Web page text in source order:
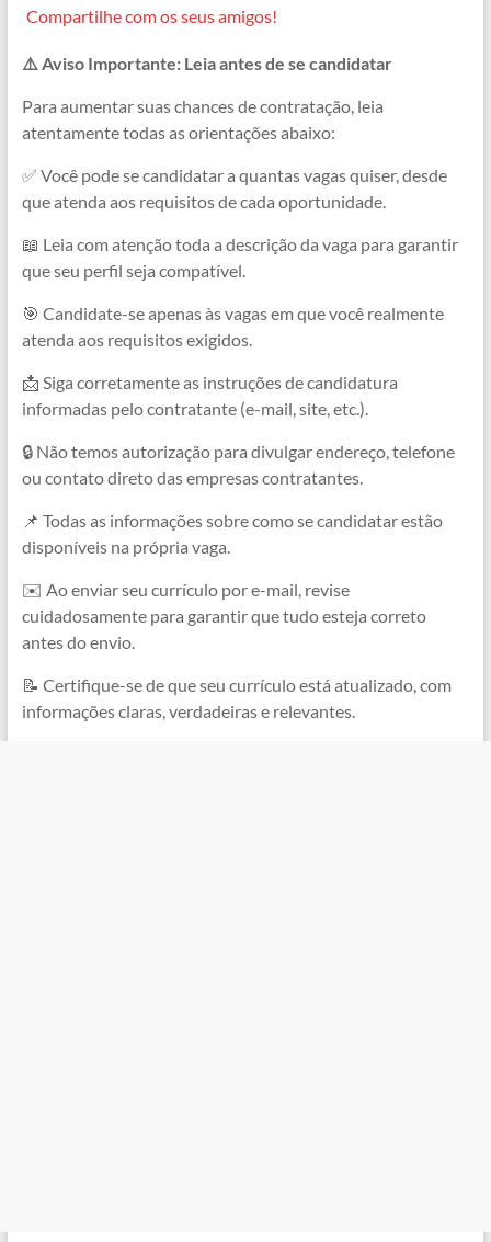
e
b
o
o
k
t
s
A
p
p
e
g
r
a
m
s
e
n
g
e
e
a
d
s
y
L
i
n
k
Compartilhe com os seus amigos!
⚠️ Aviso Importante: Leia antes de se candidatar
Para aumentar suas chances de contratação, leia
atentamente todas as orientações abaixo:
✅ Você pode se candidatar a quantas vagas quiser, desde
que atenda aos requisitos de cada oportunidade.
📖 Leia com atenção toda a descrição da vaga para garantir
que seu perfil seja compatível.
🎯 Candidate-se apenas às vagas em que você realmente
atenda aos requisitos exigidos.
📩 Siga corretamente as instruções de candidatura
informadas pelo contratante (e-mail, site, etc.).
🔒 Não temos autorização para divulgar endereço, telefone
ou contato direto das empresas contratantes.
📌 Todas as informações sobre como se candidatar estão
disponíveis na própria vaga.
✉️ Ao enviar seu currículo por e-mail, revise
cuidadosamente para garantir que tudo esteja correto
antes do envio.
📝 Certifique-se de que seu currículo está atualizado, com
informações claras, verdadeiras e relevantes.